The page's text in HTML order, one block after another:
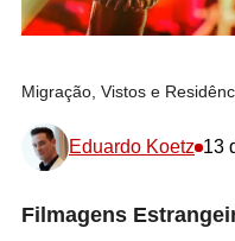
Migração, Vistos e
Eduardo Koetz 13
Filmagens